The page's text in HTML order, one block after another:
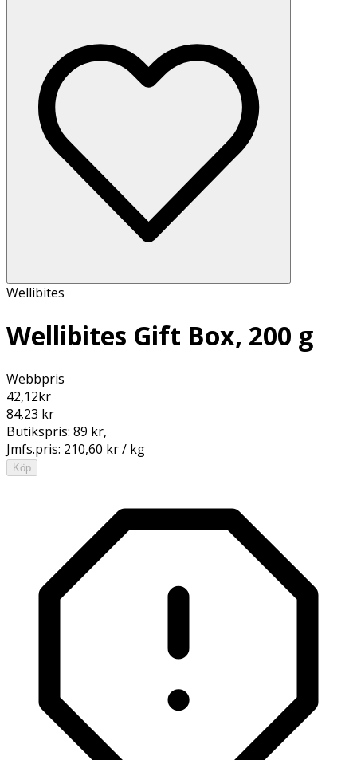
Wellibites
Wellibites Gift Box, 200 g
Webbpris
42,12kr
84,23 kr
Butikspris: 89 kr,
Jmfs.pris: 210,60 kr / kg
Köp